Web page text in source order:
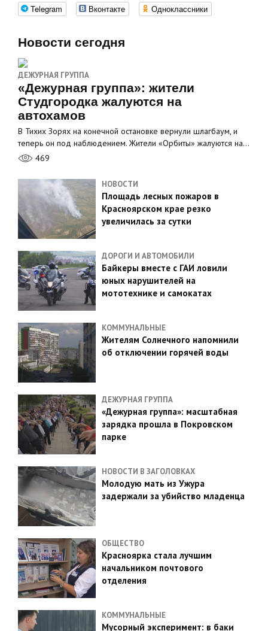
Telegram Вконтакте Одноклассники
Новости сегодня
ДЕЖУРНАЯ ГРУППА
«Дежурная группа»: жители
Студгородка жалуются на
автохамов
В Тихих Зорях на конечной остановке вернули шлагбаум, и
теперь он под наблюдением. Жители «Орбиты» жалуются на…
469
НОВОСТИ
Площадь лесных пожаров в
Красноярском крае резко
увеличилась за сутки
ДОРОГИ И АВТОМОБИЛИ
Байкеры вместе с ГАИ ловили
юных нарушителей на
мототехнике и самокатах
КОММУНАЛЬНЫЕ
Жителям Солнечного напомнили
об отключении горячей воды
ДЕЖУРНАЯ ГРУППА
«Дежурная группа»: масштабная
зарядка прошла в Покровском
парке
НОВОСТИ В ЗАГОЛОВКАХ
Молодую мать из Ужура
задержали за убийство младенца
ОБЩЕСТВО
Красноярка стала лучшим
начальником почтового
отделения
КОММУНАЛЬНЫЕ
Мусорный эксперимент: в баки